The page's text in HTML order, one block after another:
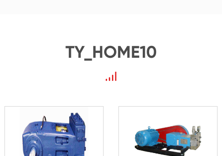
TY_HOME10